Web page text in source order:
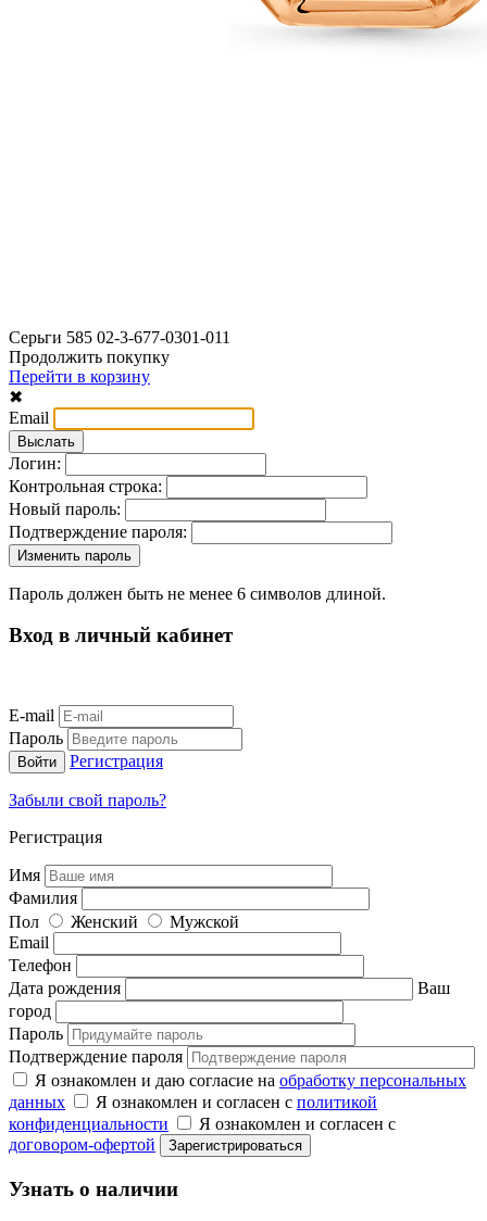
Серьги 585 02-3-677-0301-011
Продолжить покупку
Перейти в корзину
✖
Email
Логин:
Контрольная строка:
Новый пароль:
Подтверждение пароля:
Пароль должен быть не менее 6 символов длиной.
Вход в личный кабинет
E-mail
Пароль
Регистрация
Забыли свой пароль?
Регистрация
Имя
Фамилия
Пол
Женский
Мужской
Email
Телефон
Дата рождения
Ваш
город
Пароль
Подтверждение пароля
Я ознакомлен и даю согласие на обработку персональных
данных
Я ознакомлен и согласен с политикой
конфиденциальности
Я ознакомлен и согласен с
договором-офертой
Узнать о наличии